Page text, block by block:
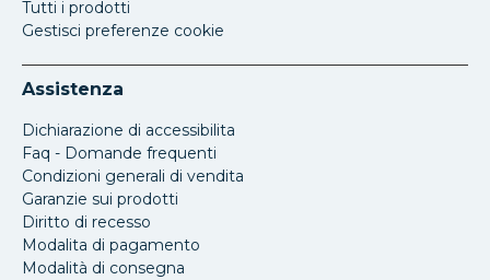
Tutti i prodotti
Gestisci preferenze cookie
Assistenza
Dichiarazione di accessibilita
Faq - Domande frequenti
Condizioni generali di vendita
Garanzie sui prodotti
Diritto di recesso
Modalita di pagamento
Modalità di consegna